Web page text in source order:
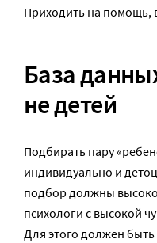
Приходить на помощь,
База
не детей
Подбирать пару
индивидуально и
подбор должны
психологи с высокой
Для этого должен